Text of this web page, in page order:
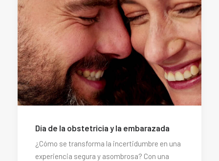
Día de la obstetricia y la embarazada
¿Cómo se transforma la incertidumbre en una
experiencia segura y asombrosa? Con una